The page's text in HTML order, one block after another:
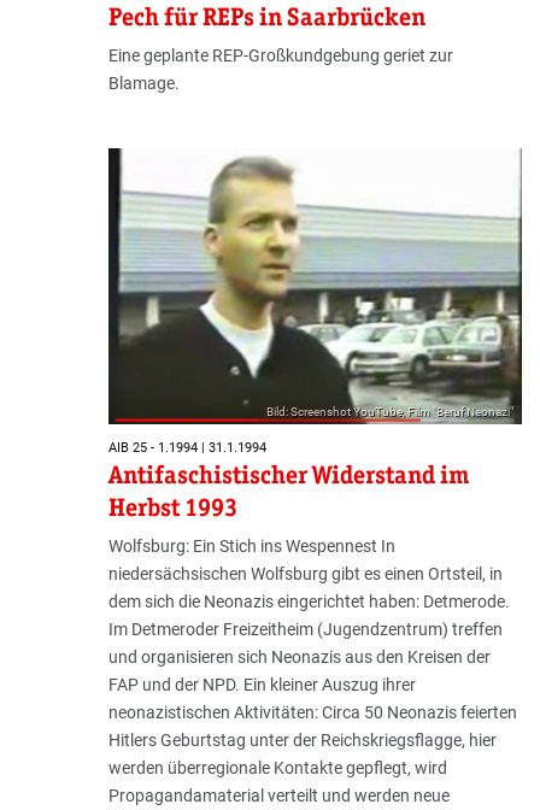
Pech für REPs in Saarbrücken
Eine geplante REP-Großkundgebung geriet zur
Blamage.
Bild: Screenshot YouTube, Film "Beruf Neonazi"
AIB 25 - 1.1994 | 31.1.1994
Antifaschistischer Widerstand im
Herbst 1993
Wolfsburg: Ein Stich ins Wespennest In
niedersächsischen Wolfsburg gibt es einen Ortsteil, in
dem sich die Neonazis eingerichtet haben: Detmerode.
Im Detmeroder Freizeitheim (Jugendzentrum) treffen
und organisieren sich Neonazis aus den Kreisen der
FAP und der NPD. Ein kleiner Auszug ihrer
neonazistischen Aktivitäten: Circa 50 Neonazis feierten
Hitlers Geburtstag unter der Reichskriegsflagge, hier
werden überregionale Kontakte gepflegt, wird
Propagandamaterial verteilt und werden neue